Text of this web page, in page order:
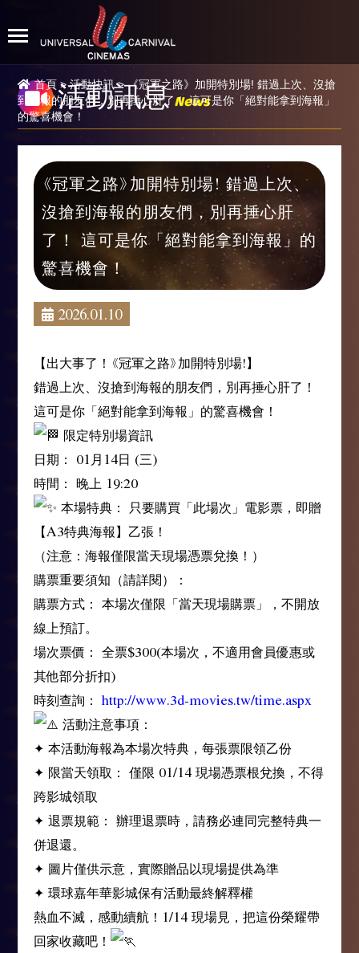
活動訊息News
首頁 >活動快訊> 《冠軍之路》加開特別場! 錯過上次、沒搶
到海報的朋友們，別再捶心肝了！ 這可是你「絕對能拿到海報」
的驚喜機會！
《冠軍之路》加開特別場! 錯過上次、
沒搶到海報的朋友們，別再捶心肝
了！ 這可是你「絕對能拿到海報」的
驚喜機會！
2026.01.10
【出大事了！《冠軍之路》加開特別場!】
錯過上次、沒搶到海報的朋友們，別再捶心肝了！
這可是你「絕對能拿到海報」的驚喜機會！
限定特別場資訊
日期： 01月14日 (三)
時間： 晚上 19:20
本場特典： 只要購買「此場次」電影票，即贈
【A3特典海報】乙張！
（注意：海報僅限當天現場憑票兌換！）
購票重要須知（請詳閱）：
購票方式： 本場次僅限「當天現場購票」，不開放
線上預訂。
場次票價： 全票$300(本場次，不適用會員優惠或
其他部分折扣)
時刻查詢：http://www.3d-movies.tw/time.aspx
活動注意事項：
✦ 本活動海報為本場次特典，每張票限領乙份
✦ 限當天領取： 僅限 01/14 現場憑票根兌換，不得
跨影城領取
✦ 退票規範： 辦理退票時，請務必連同完整特典一
併退還。
✦ 圖片僅供示意，實際贈品以現場提供為準
✦ 環球嘉年華影城保有活動最終解釋權
熱血不滅，感動續航！1/14 現場見，把這份榮耀帶
回家收藏吧！